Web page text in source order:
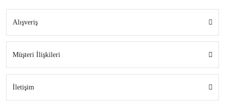
Alışveriş
Müşteri İlişkileri
İletişim